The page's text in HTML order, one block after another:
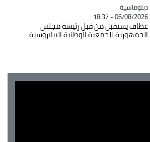
Catégorie
دبلوماسية
06/08/2026 - 18:37
عطاف يستقبل من قبل رئيسة مجلس
الجمهورية للجمعية الوطنية البيلاروسية